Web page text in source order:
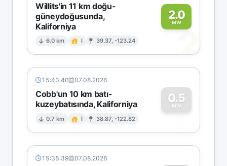
Willits'in 11 km doğu-
güneydoğusunda,
Kaliforniya
6.0 km I 39.37, -123.24
2.0
MW
2
15:43:40 07.08.2026
Cobb'un 10 km batı-
kuzeybatısında, Kaliforniya
0.7 km I 38.87, -122.82
0.5
MW
0
15:35:39 07.08.2026